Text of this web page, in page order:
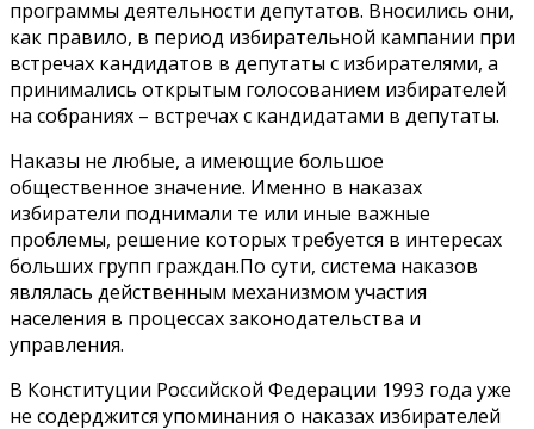
программы деятельности депутатов. Вносились они,
как правило, в период избирательной кампании при
встречах кандидатов в депутаты с избирателями, а
принимались открытым голосованием избирателей
на собраниях – встречах с кандидатами в депутаты.
Наказы не любые, а имеющие большое
общественное значение. Именно в наказах
избиратели поднимали те или иные важные
проблемы, решение которых требуется в интересах
больших групп граждан.По сути, система наказов
являлась действенным механизмом участия
населения в процессах законодательства и
управления.
В Конституции Российской Федерации 1993 года уже
не содерджится упоминания о наказах избирателей